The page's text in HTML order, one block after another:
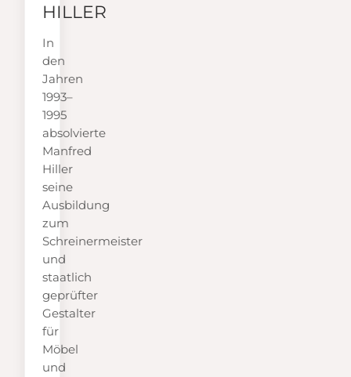
HILLER
In
den
Jahren
1993–
1995
absolvierte
Manfred
Hiller
seine
Ausbildung
zum
Schreinermeister
und
staatlich
geprüfter
Gestalter
für
Möbel
und